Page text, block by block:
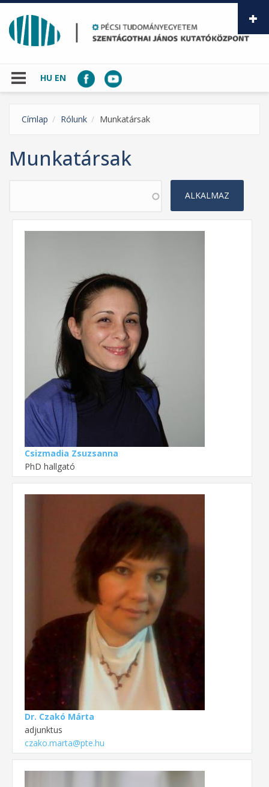
Ugrás a tartalomra
HU EN
Címlap Rólunk Munkatársak
Munkatársak
Csizmadia Zsuzsanna
PhD hallgató
Dr. Czakó Márta
adjunktus
czako.marta@pte.hu